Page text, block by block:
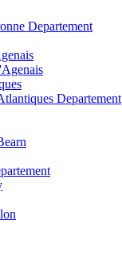
Departement
Departement